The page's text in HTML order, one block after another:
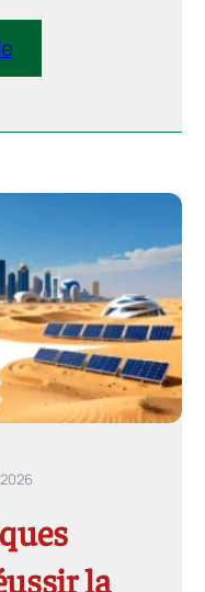
conduite des
cohérent
:
Les […]
la